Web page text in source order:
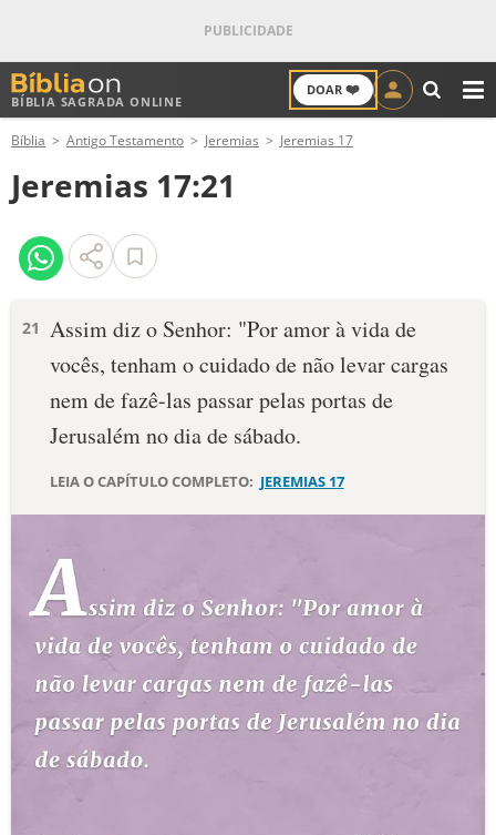
BÍBLIA SAGRADA ONLINE
DOAR ❤️
ANTIGO TESTAMENTO
NOVO TESTAMENTO
VERSÍCULOS
PALAVRA DO DIA
SALMO DO DIA
DEVOCIONAL DIÁRIO
ESTUDOS BÍBLICOS
ESBOÇOS DE PREGAÇÃO
PERGUNTE À BÍBLIA
Bíblia Antigo Testamento Jeremias Jeremias 17
Jeremias 17:21
21 Assim diz o Senhor: "Por amor à vida de
vocês, tenham o cuidado de não levar cargas
nem de fazê-las passar pelas portas de
Jerusalém no dia de sábado.
LEIA O CAPÍTULO COMPLETO: JEREMIAS 17